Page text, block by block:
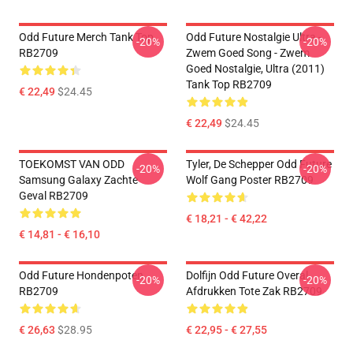
Odd Future Merch Tank Top
RB2709
€ 22,49$24.45
-20%
Odd Future Nostalgie Ultra -
Zwem Goed Song - Zwem
Goed Nostalgie, Ultra (2011)
Tank Top RB2709
€ 22,49$24.45
-20%
TOEKOMST VAN ODD
Samsung Galaxy Zachte
Geval RB2709
€ 14,81 - € 16,10
-20%
Tyler, De Schepper Odd Future
Wolf Gang Poster RB2709
€ 18,21 - € 42,22
-20%
Odd Future Hondenpoten
RB2709
€ 26,63 $28.95
-20%
Dolfijn Odd Future Overal
Afdrukken Tote Zak RB2709
€ 22,95 - € 27,55
-20%